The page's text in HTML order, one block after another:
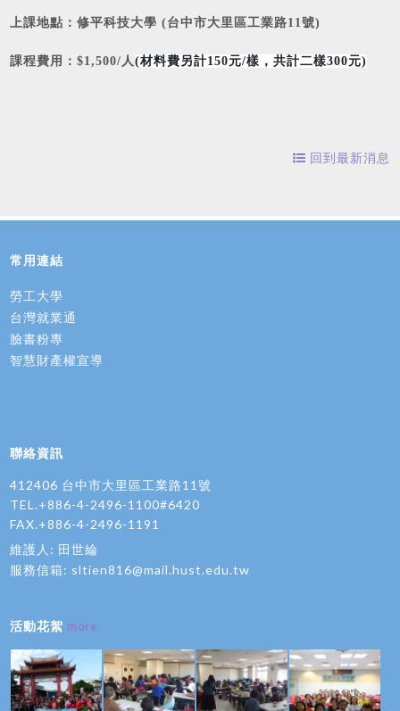
上課地點：修平科技大學 (台中市大里區工業路11號)
課程費用：$1,500/人(材料費另計150元/樣，共計二樣300元)
回到最新消息
常用連結
勞工大學
台灣就業通
臉書粉專
智慧財產權宣導
聯絡資訊
412406 台中市大里區工業路11號
TEL.+886-4-2496-1100#6420
FAX.+886-4-2496-1191
維護人: 田世綸
服務信箱: sltien816@mail.hust.edu.tw
活動花絮 more